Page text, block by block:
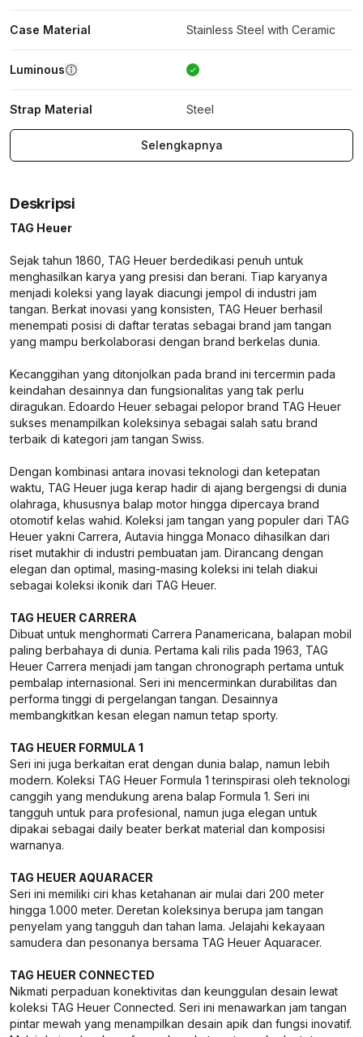
Case Material Stainless Steel with Ceramic
Luminous
Strap Material Steel
Selengkapnya
Deskripsi
TAG Heuer
Sejak tahun 1860, TAG Heuer berdedikasi penuh untuk
menghasilkan karya yang presisi dan berani. Tiap karyanya
menjadi koleksi yang layak diacungi jempol di industri jam
tangan. Berkat inovasi yang konsisten, TAG Heuer berhasil
menempati posisi di daftar teratas sebagai brand jam tangan
yang mampu berkolaborasi dengan brand berkelas dunia.
Kecanggihan yang ditonjolkan pada brand ini tercermin pada
keindahan desainnya dan fungsionalitas yang tak perlu
diragukan. Edoardo Heuer sebagai pelopor brand TAG Heuer
sukses menampilkan koleksinya sebagai salah satu brand
terbaik di kategori jam tangan Swiss.
Dengan kombinasi antara inovasi teknologi dan ketepatan
waktu, TAG Heuer juga kerap hadir di ajang bergengsi di dunia
olahraga, khususnya balap motor hingga dipercaya brand
otomotif kelas wahid. Koleksi jam tangan yang populer dari TAG
Heuer yakni Carrera, Autavia hingga Monaco dihasilkan dari
riset mutakhir di industri pembuatan jam. Dirancang dengan
elegan dan optimal, masing-masing koleksi ini telah diakui
sebagai koleksi ikonik dari TAG Heuer.
TAG HEUER CARRERA
Dibuat untuk menghormati Carrera Panamericana, balapan mobil
paling berbahaya di dunia. Pertama kali rilis pada 1963, TAG
Heuer Carrera menjadi jam tangan chronograph pertama untuk
pembalap internasional. Seri ini mencerminkan durabilitas dan
performa tinggi di pergelangan tangan. Desainnya
membangkitkan kesan elegan namun tetap sporty.
TAG HEUER FORMULA 1
Seri ini juga berkaitan erat dengan dunia balap, namun lebih
modern. Koleksi TAG Heuer Formula 1 terinspirasi oleh teknologi
canggih yang mendukung arena balap Formula 1. Seri ini
tangguh untuk para profesional, namun juga elegan untuk
dipakai sebagai daily beater berkat material dan komposisi
warnanya.
TAG HEUER AQUARACER
Seri ini memiliki ciri khas ketahanan air mulai dari 200 meter
hingga 1.000 meter. Deretan koleksinya berupa jam tangan
penyelam yang tangguh dan tahan lama. Jelajahi kekayaan
samudera dan pesonanya bersama TAG Heuer Aquaracer.
TAG HEUER CONNECTED
Nikmati perpaduan konektivitas dan keunggulan desain lewat
koleksi TAG Heuer Connected. Seri ini menawarkan jam tangan
pintar mewah yang menampilkan desain apik dan fungsi inovatif.